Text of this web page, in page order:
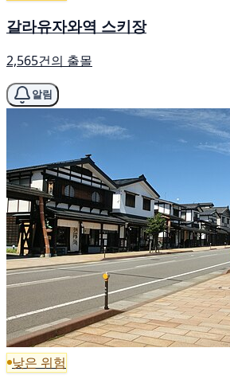
갈라유자와역 스키장
2,565건의 출몰
알림
낮은 위험